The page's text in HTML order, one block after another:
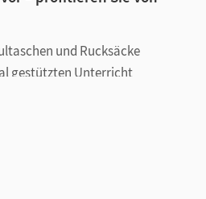
und Rucksäcke
gestützten Unterricht